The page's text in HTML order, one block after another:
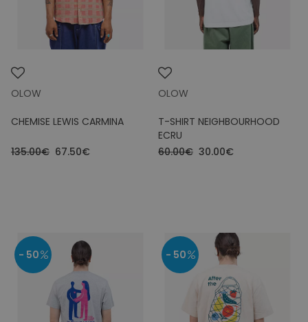
OLOW
CHEMISE LEWIS CARMINA
135.00€ 67.50€
OLOW
T-SHIRT NEIGHBOURHOOD
ECRU
60.00€ 30.00€
- 50 - 50